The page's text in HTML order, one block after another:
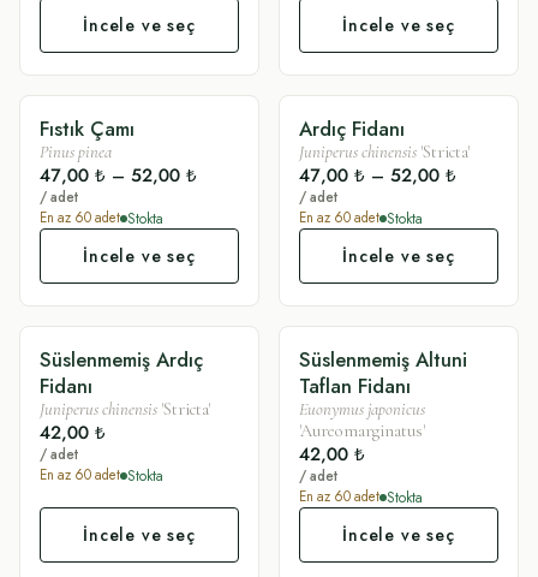
İncele ve seç İncele ve seç
SÜSLÜ
Fıstık Çamı
Pinus pinea
47,00 ₺ – 52,00 ₺
/ adet
En az 60adet Stokta
İncele ve seç
SÜSLÜ
Ardıç Fidanı
Juniperus chinensis 'Stricta'
47,00 ₺ – 52,00 ₺
/ adet
En az 60adet Stokta
İncele ve seç
SADE
Süslenmemiş Ardıç
Fidanı
Juniperus chinensis 'Stricta'
42,00 ₺
/ adet
En az 60adet Stokta
İncele ve seç
SADE
Süslenmemiş Altuni
Taflan Fidanı
Euonymus japonicus
'Aureomarginatus'
42,00 ₺
/ adet
En az 60adet Stokta
İncele ve seç